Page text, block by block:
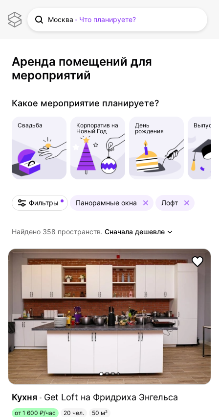
Москва Что планируете?
Аренда помещений для
мероприятий
Какое мероприятие планируете?
Свадьба
Корпоратив на
Новый Год
День
рождения
Фильтры Панорамные окна Лофт
Найдено 358 пространств. Сначала дешевле
Кухня Get Loft на Фридриха Энгельса
от 1 600 ₽/час 20 чел. 50 м²